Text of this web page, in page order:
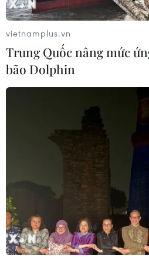
Mở ra giai đoạn triển khai
quan hệ giữa Việt Nam và
07/08/2026 01:27
Ấn Độ thử thành công tên lửa
đạo Agni-4, tầm bắn 4.000 km
Hàn Quốc tái khẳng định mục
chung sống hòa bình với
06/08/2026 15:33
vietnamplus.vn
Trung Quốc nâng mức
bão Dolphin